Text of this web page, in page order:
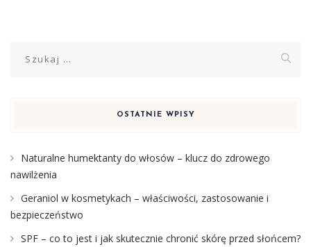
OSTATNIE WPISY
Naturalne humektanty do włosów – klucz do zdrowego
nawilżenia
Geraniol w kosmetykach – właściwości, zastosowanie i
bezpieczeństwo
SPF – co to jest i jak skutecznie chronić skórę przed słońcem?